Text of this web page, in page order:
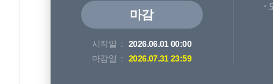
마감
시작일
2026.06.01 00:00
마감일
2026.07.31 23:59